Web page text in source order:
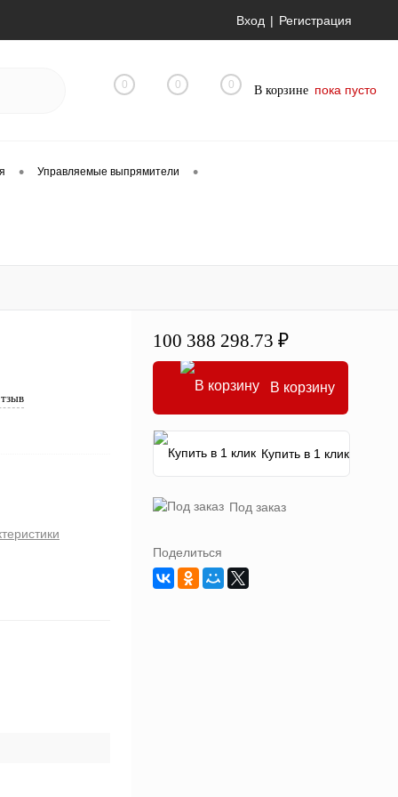
Вход Регистрация
0 0 0 В корзине пока пусто
• Управляемые выпрямители •
100 388 298.73 ₽
В корзину
Купить в 1 клик
Под заказ
Поделиться